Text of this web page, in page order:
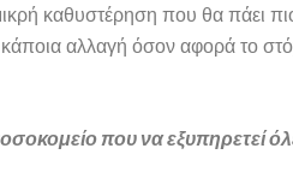
καθυστέρηση που θα πάει
αλλαγή όσον αφορά το
που να εξυπηρετεί